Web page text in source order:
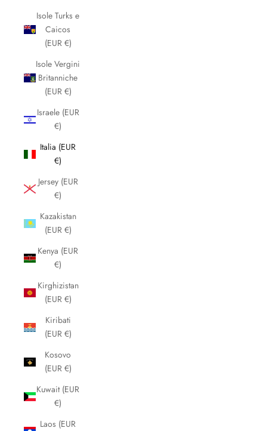
Isole Turks e
Caicos
(EUR €)
Isole Vergini
Britanniche
(EUR €)
Israele (EUR
€)
Italia (EUR
€)
Jersey (EUR
€)
Kazakistan
(EUR €)
Kenya (EUR
€)
Kirghizistan
(EUR €)
Kiribati
(EUR €)
Kosovo
(EUR €)
Kuwait (EUR
€)
Laos (EUR